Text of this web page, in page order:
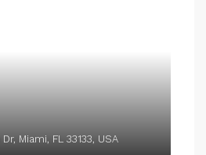
Miami, FL 33133, USA